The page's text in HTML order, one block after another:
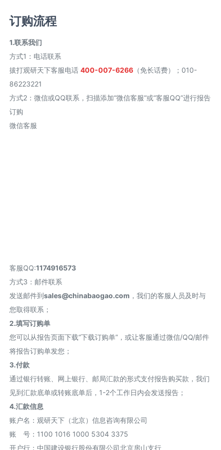
订购流程
1.联系我们
方式1 ： 电话联系
拔打观研天下客服电话400-007-6266 （免长话费）；010-
86223221
方式2 ：微信或QQ联系，扫描添加“微信客服”或“客服QQ”进行报告
订购
微信客服
客服QQ:1174916573
方式3：邮件联系
发送邮件到sales@chinabaogao.com ，我们的客服人员及时与
您取得联系；
2.填写订购单
您可以从报告页面下载“下载订购单”，或让客服通过微信/QQ/邮件
将报告订购单发您；
3.付款
通过银行转账、网上银行、邮局汇款的形式支付报告购买款，我们
见到汇款底单或转账底单后，1-2个工作日内会发送报告；
4.汇款信息
账户名：观研天下（北京）信息咨询有限公司
账 号：1100 1016 1000 5304 3375
开户行：中国建设银行股份有限公司北京房山支行